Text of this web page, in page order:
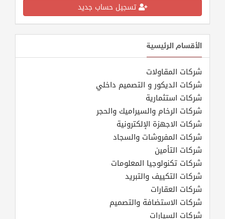
تسجيل حساب جديد
الأقسام الرئيسية
شركات المقاولات
شركات الديكور و التصميم داخلي
شركات استثمارية
شركات الرخام والسيراميك والحجر
شركات الاجهزة الإلكترونية
شركات المفروشات والسجاد
شركات التأمين
شركات تكنولوجيا المعلومات
شركات التكييف والتبريد
شركات العقارات
شركات الاستضافة والتصميم
شركات السيارات